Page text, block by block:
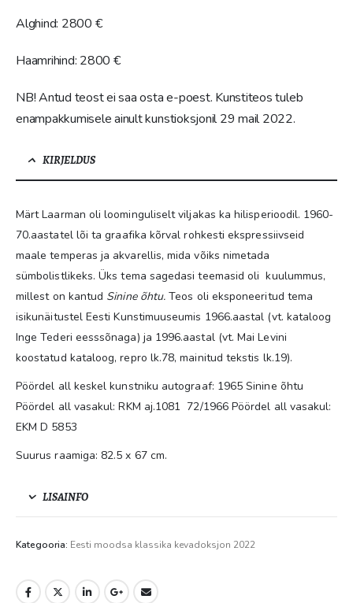
Alghind: 2800 €
Haamrihind: 2800 €
NB! Antud teost ei saa osta e-poest. Kunstiteos tuleb
enampakkumisele ainult kunstioksjonil 29 mail 2022.
KIRJELDUS
Märt Laarman oli loominguliselt viljakas ka hilisperioodil. 1960-
70.aastatel lõi ta graafika kõrval rohkesti ekspressiivseid
maale temperas ja akvarellis, mida võiks nimetada
sümbolistlikeks. Üks tema sagedasi teemasid oli kuulummus,
millest on kantud Sinine õhtu.Teos oli eksponeeritud tema
isikunäitustel Eesti Kunstimuuseumis 1966.aastal (vt. kataloog
Inge Tederi eesssõnaga) ja 1996.aastal (vt. Mai Levini
koostatud kataloog, repro lk.78, mainitud tekstis lk.19).
Pöördel all keskel kunstniku autograaf: 1965 Sinine õhtu
Pöördel all vasakul: RKM aj.1081 72/1966 Pöördel all vasakul:
EKM D 5853
Suurus raamiga: 82.5 x 67 cm.
LISAINFO
Kategooria: Eesti moodsa klassika kevadoksjon 2022